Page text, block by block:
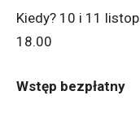
Kiedy? 10 i 11
18.00
Wstęp bezpłatny